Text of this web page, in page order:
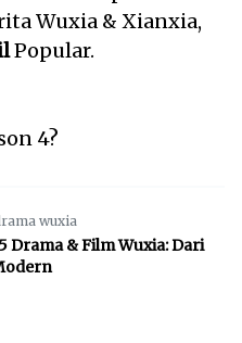
Wuxia & Xianxia,
Popular.
4?
wuxia
Drama & Film Wuxia: Dari